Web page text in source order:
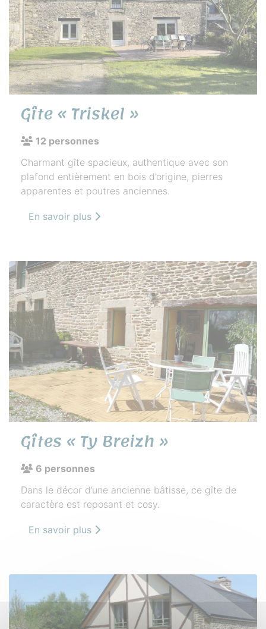
Gîte « Triskel »
12 personnes
Charmant gîte spacieux, authentique avec son
plafond entièrement en bois d’origine, pierres
apparentes et poutres anciennes.
En savoir plus
Gîtes « Ty Breizh »
6 personnes
Dans le décor d’une ancienne bâtisse, ce gîte de
caractère est reposant et cosy.
En savoir plus